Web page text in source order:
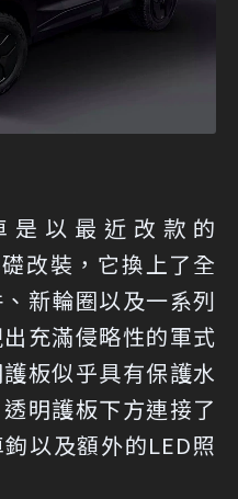
是以最近改款的
改裝，它換上了全
新輪圈以及一系列
充滿侵略性的軍式
板似乎具有保護水
明護板下方連接了
以及額外的LED照